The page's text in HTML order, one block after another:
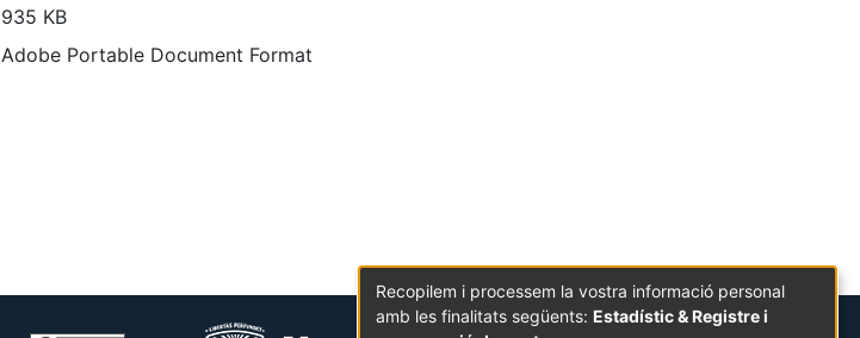
935 KB
Adobe Portable Document Format
Recopilem i processem la vostra informació personal
amb les finalitats següents: Estadístic & Registre i